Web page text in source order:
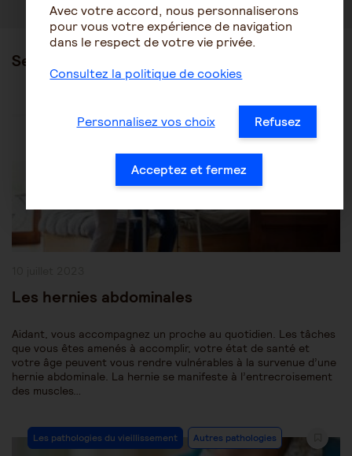
Ses articles
Category:
Les pathologies du vieillissement Autres pathologies
Les hernies abdominales
Aidant, vous accompagnez un proche au quotidien. Les tâches
que vous êtes amenés à accomplir, votre état de santé et
votre âge peuvent vous rendre vulnérables à la survenue d’une
hernie abdominale. La hernie se manifeste à l’entrecroisement
des muscles…
Post
Category:
Les pathologies du vieillissement Autres pathologies
Avec votre accord, nous personnaliserons
pour vous votre expérience de navigation
dans le respect de votre vie privée.
Consultez la politique de cookies
Personnalisez vos choix Refusez
Acceptez et fermez